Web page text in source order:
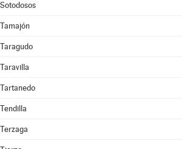
Sotodosos
Tamajón
Taragudo
Taravilla
Tartanedo
Tendilla
Terzaga